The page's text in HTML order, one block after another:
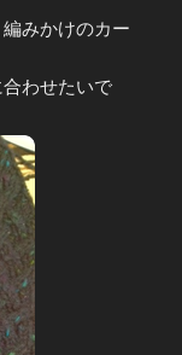
みかけのカー
わせたいで